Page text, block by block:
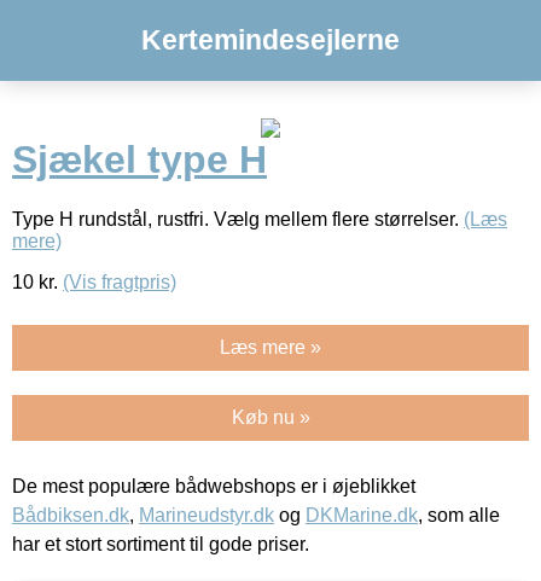
Kertemindesejlerne
Sjækel type H
Type H rundstål, rustfri. Vælg mellem flere størrelser. (Læs
mere)
10 kr. (Vis fragtpris)
Læs mere »
Køb nu »
De mest populære bådwebshops er i øjeblikket
Bådbiksen.dk, Marineudstyr.dk og DKMarine.dk, som alle
har et stort sortiment til gode priser.